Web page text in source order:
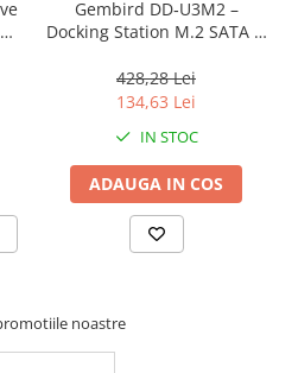
Gembird DD‑U3M2 –
Docking Station M.2 SATA &
Black
428,28 Lei
134,63 Lei
IN STOC
ADAUGA IN COS
noastre